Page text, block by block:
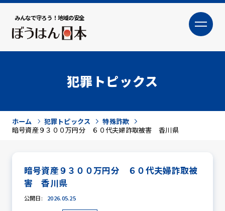
みんなで守ろう！地域の安全
大
犯罪トピックス
ホーム 犯罪トピックス
特殊詐欺
暗号資産９３００万円分 ６０代夫婦詐取被害 香川県
暗号資産９３００万円分 ６０代夫婦詐取被
害 香川県
公開日: 2026.05.25